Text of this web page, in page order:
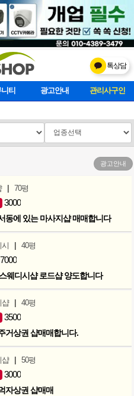
톡상담
티 광고안내 마사지클럽
광고안내
| 70평
3000
동에 있는 마사지샵 매매합니다
| 40평
7000
웨디시샵 로드샵 양도합니다
샵 | 40평
3500
거상권 샵매매합니다.
샵 | 50평
3000
자상권 샵매매